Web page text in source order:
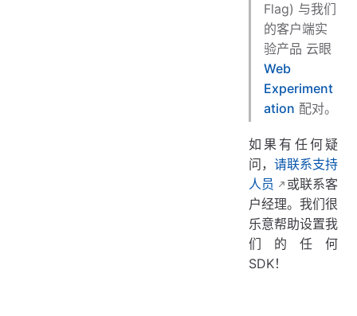
Flag) 与我们
的客户端实
验产品 云眼
Web
Experiment
ation 配对。
如果有任何疑
问， 请联系支持
人员
或联系客
户经理。我们很
乐意帮助设置我
们的任何
SDK！